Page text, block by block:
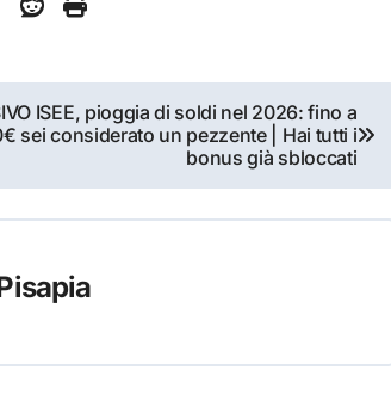
ISEE, pioggia di soldi nel 2026: fino a
sei considerato un pezzente | Hai tutti i
bonus già sbloccati